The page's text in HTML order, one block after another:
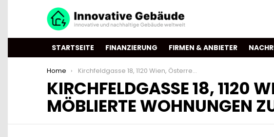
STARTSEITE FINANZIERUNG FIRMEN & ANBIETER
You are here:
Home Kirchfeldgasse 18, 1120 Wien, Österreich – DAREBELL Living – Möblierte Wohnungen zur Kurzzeitmiete
KIRCHFELDGASSE 18, 1120
MÖBLIERTE WOHNUNGEN